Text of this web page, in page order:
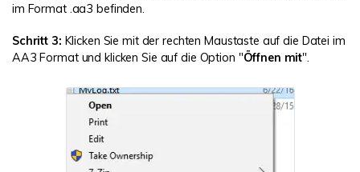
im Format .aa3 befinden.
Schritt 3: Klicken Sie mit der rechten Maustaste auf die Datei im
AA3 Format und klicken Sie auf die Option "Öffnen mit".